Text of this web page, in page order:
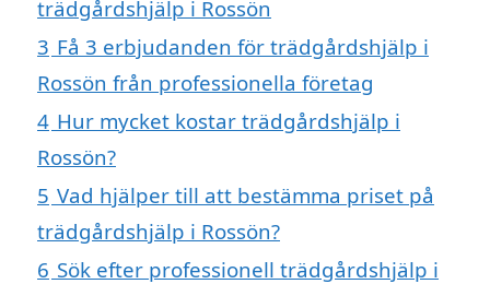
trädgårdshjälp i Rossön
3 Få 3 erbjudanden för trädgårdshjälp i
Rossön från professionella företag
4 Hur mycket kostar trädgårdshjälp i
Rossön?
5 Vad hjälper till att bestämma priset på
trädgårdshjälp i Rossön?
6 Sök efter professionell trädgårdshjälp i